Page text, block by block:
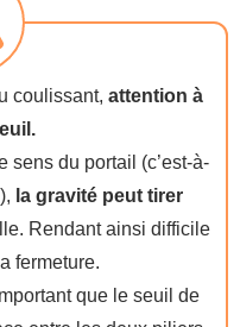
coulissant, attention à
sens du portail (c’est-à-
la gravité peut tirer
Rendant ainsi difficile
fermeture.
que le seuil de